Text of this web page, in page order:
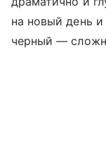
на новый день
черный —